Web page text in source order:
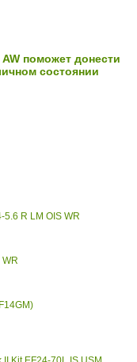
поможет донести
состоянии
R LM OIS WR